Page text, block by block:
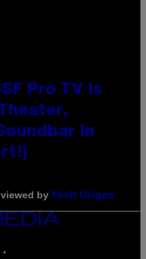
Pro TV Is
In
by Ysolt Usigan